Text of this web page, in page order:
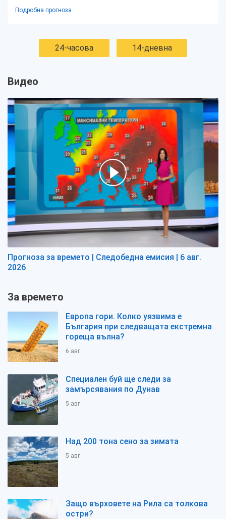
Подробна прогноза
24-часова 14-дневна
Видео
Прогноза за времето | Следобедна емисия | 6 авг.
2026
За времето
Европа гори. Колко уязвима е
България при следващата екстремна
гореща вълна?
6 авг
Специален буй ще следи за
замърсявания по Дунав
5 авг
Над 200 тона сено за зимата
5 авг
Защо върховете на Рила са толкова
остри?